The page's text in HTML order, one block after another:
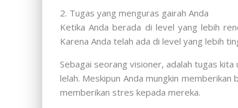
2. Tugas yang menguras gairah Anda
Ketika Anda berada di level yang lebih
Karena Anda telah ada di level yang lebih
Sebagai seorang visioner, adalah tugas
lelah. Meskipun Anda mungkin
memberikan stres kepada mereka.